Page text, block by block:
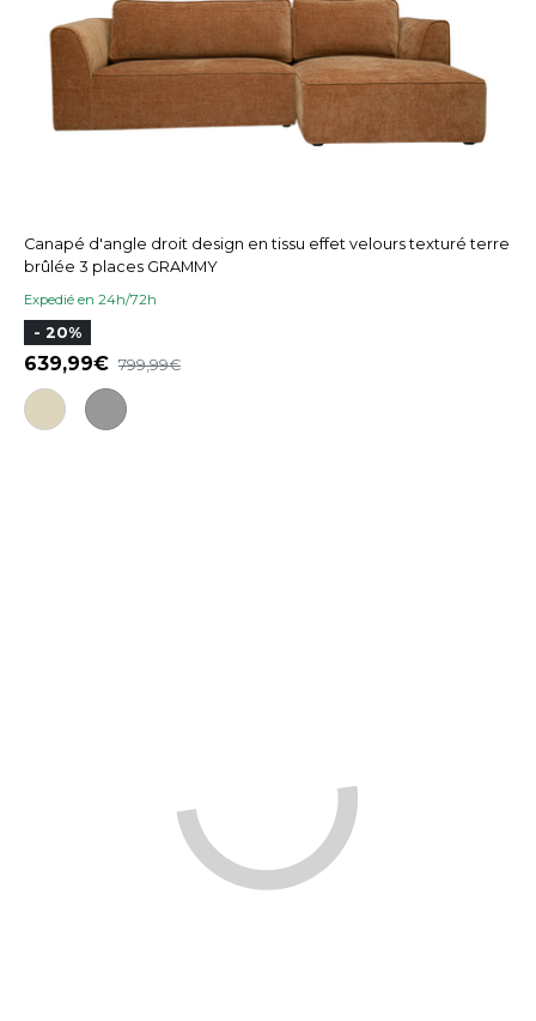
Canapé d'angle droit design en tissu effet velours texturé terre
brûlée 3 places GRAMMY
Expedié en 24h/72h
- 20%
639,99 799,99